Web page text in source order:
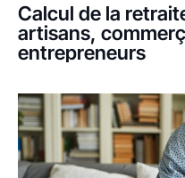
Calcul de la
artisans,
entrepreneurs